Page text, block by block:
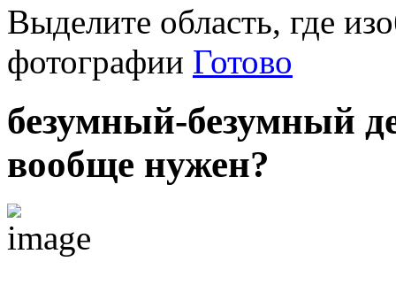
Выделите область, где
фотографии Готово
безумный-безумный
вообще нужен?